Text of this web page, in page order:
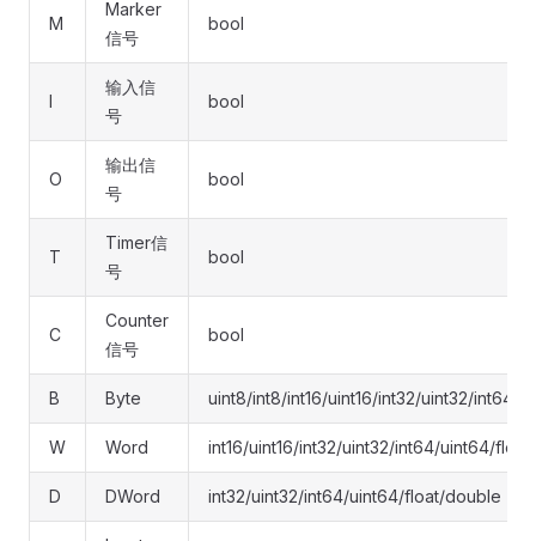
M
Marker
信号
bool
I
输入信
号
bool
O
输出信
号
bool
T
Timer信
号
bool
C
Counter
信号
bool
B Byte uint8/int8/int16/uint16/int32/uint32/int64/
W Word int16/uint16/int32/uint32/int64/uint64/
D DWord int32/uint32/int64/uint64/float/double